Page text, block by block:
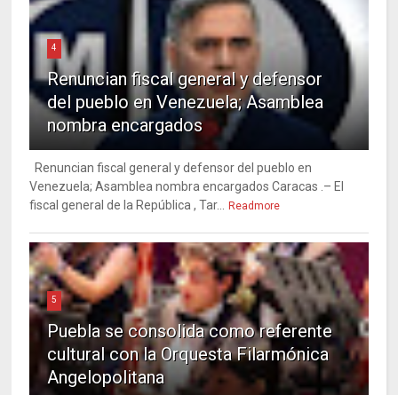
4
Renuncian fiscal general y defensor
del pueblo en Venezuela; Asamblea
nombra encargados
Renuncian fiscal general y defensor del pueblo en
Venezuela; Asamblea nombra encargados Caracas .– El
fiscal general de la República , Tar...
Readmore
5
Puebla se consolida como referente
cultural con la Orquesta Filarmónica
Angelopolitana